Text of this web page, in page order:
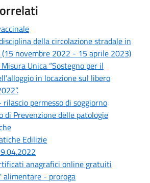
della circolazione stradale in
novembre 2022 - 15 aprile 2023)
Unica “Sostegno per il
in locazione sul libero
permesso di soggiorno
di Prevenzione delle patologie
Edilizie
anagrafici online gratuiti
alimentare - proroga